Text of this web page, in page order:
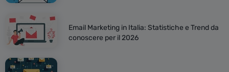
Email Marketing in Italia: Statistiche e Trend da
conoscere per il 2026